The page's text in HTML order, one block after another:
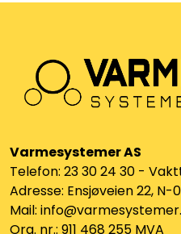
Varmesystemer AS
Telefon: 23 30 24 30 -
Adresse: Ensjøveien 22, N-
Mail:
Org. nr.: 911 468 255 MVA
Skap
Viftekonvektorer
Designradiatorer
Unipak